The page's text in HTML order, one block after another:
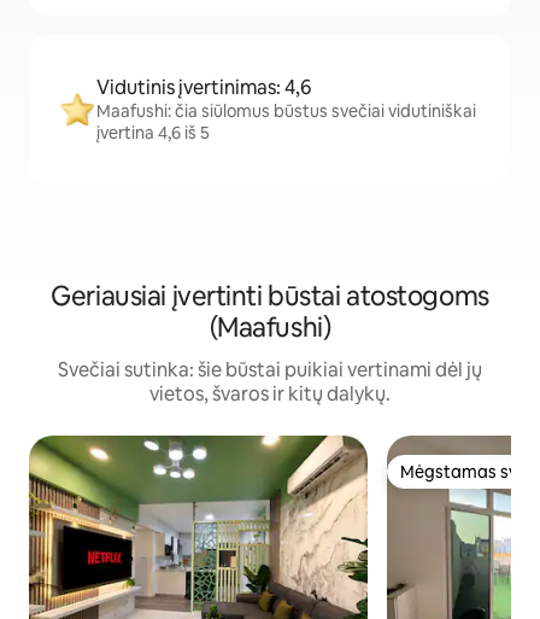
Vidutinis įvertinimas: 4,6
Maafushi: čia siūlomus būstus svečiai vidutiniškai
įvertina 4,6 iš 5
Geriausiai įvertinti būstai atostogoms
(Maafushi)
Svečiai sutinka: šie būstai puikiai vertinami dėl jų
vietos, švaros ir kitų dalykų.
Mėgstamas
Mėgstamas